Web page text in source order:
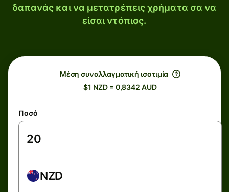
δαπανάς και να μετατρέπεις χρήματα σα να
είσαι ντόπιος.
Μέση συναλλαγματική ισοτιμία
$1 NZD = 0,8342 AUD
Ποσό
NZD